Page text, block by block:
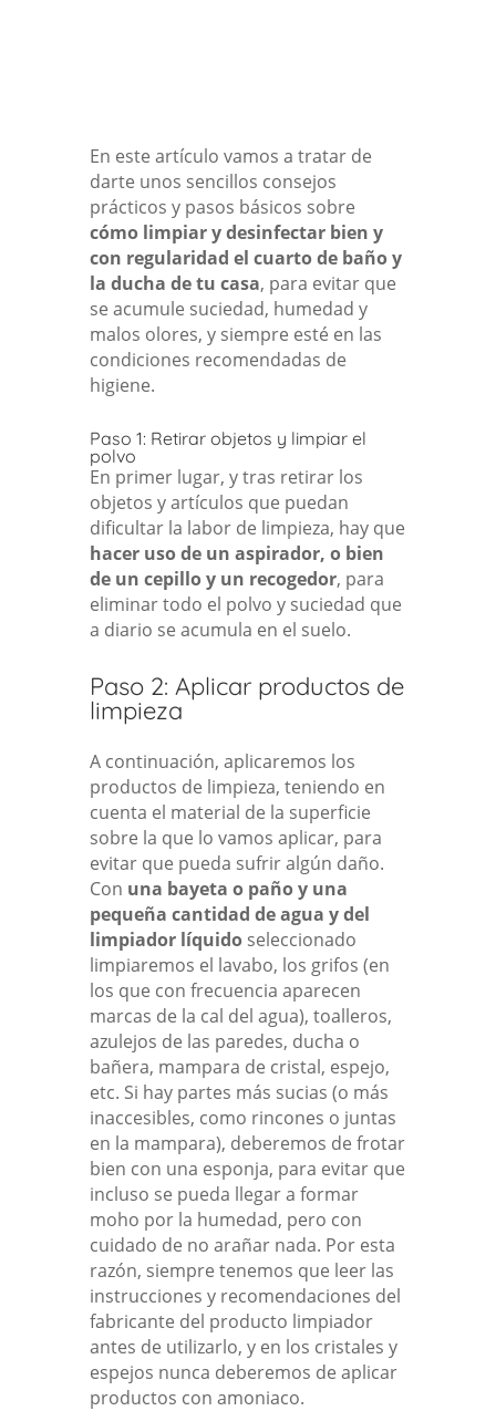
En este artículo vamos a tratar de
darte unos sencillos consejos
prácticos y pasos básicos sobre
cómo limpiar y desinfectar bien y
con regularidad el cuarto de baño y
la ducha de tu casa, para evitar que
se acumule suciedad, humedad y
malos olores, y siempre esté en las
condiciones recomendadas de
higiene.
Paso 1: Retirar objetos y limpiar el
polvo
En primer lugar, y tras retirar los
objetos y artículos que puedan
dificultar la labor de limpieza, hay que
hacer uso de un aspirador, o bien
de un cepillo y un recogedor, para
eliminar todo el polvo y suciedad que
a diario se acumula en el suelo.
Paso 2: Aplicar productos de
limpieza
A continuación, aplicaremos los
productos de limpieza, teniendo en
cuenta el material de la superficie
sobre la que lo vamos aplicar, para
evitar que pueda sufrir algún daño.
Con una bayeta o paño y una
pequeña cantidad de agua y del
limpiador líquido seleccionado
limpiaremos el lavabo, los grifos (en
los que con frecuencia aparecen
marcas de la cal del agua), toalleros,
azulejos de las paredes, ducha o
bañera, mampara de cristal, espejo,
etc. Si hay partes más sucias (o más
inaccesibles, como rincones o juntas
en la mampara), deberemos de frotar
bien con una esponja, para evitar que
incluso se pueda llegar a formar
moho por la humedad, pero con
cuidado de no arañar nada. Por esta
razón, siempre tenemos que leer las
instrucciones y recomendaciones del
fabricante del producto limpiador
antes de utilizarlo, y en los cristales y
espejos nunca deberemos de aplicar
productos con amoniaco.